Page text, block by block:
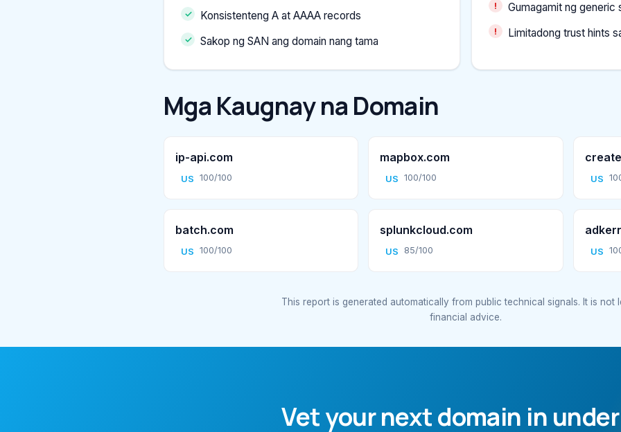
Konsistenteng A at AAAA records
Sakop ng SAN ang domain nang tama
Gumagamit ng generic
Limitadong trust hints
Mga Kaugnay na Domain
ip-api.com
US 100/100
mapbox.com
US 100/100 US
batch.com
US 100/100
splunkcloud.com
US 85/100 US
This report is generated automatically from public technical signals. It is not
financial advice.
Vet your next domain in